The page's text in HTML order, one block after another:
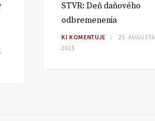
STVR: Deň daňového
odbremenenia
KI KOMENTUJE
25. AUGUSTA
2025